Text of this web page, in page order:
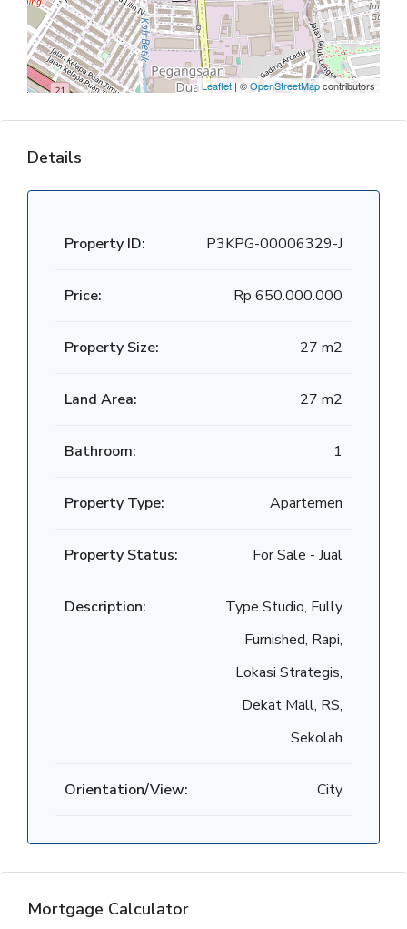
Leaflet | ©OpenStreetMapcontributors
Details
Property ID: P3KPG-00006329-J
Price: Rp 650.000.000
Property Size: 27 m2
Land Area: 27 m2
Bathroom: 1
Property Type: Apartemen
Property Status: For Sale - Jual
Description:
Type Studio, Fully
Furnished, Rapi,
Lokasi Strategis,
Dekat Mall, RS,
Sekolah
Orientation/View: City
Mortgage Calculator